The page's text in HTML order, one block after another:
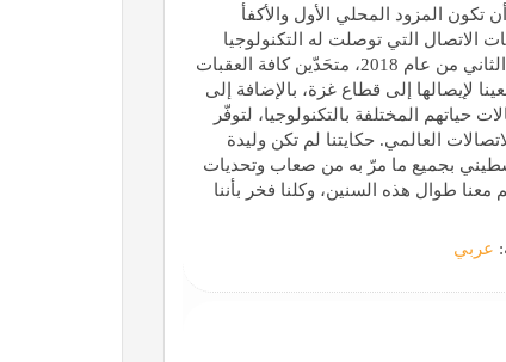
بيع، أن تكون المزود المحلي الأول والأكفأ
التي توصلت له التكنولوجيا
العالمية، وإطلاق خدمات الجيل الثالث في الضفة الغربية بكانون الثاني من عام 2018، متحَدّين كافة العقبات
لإيصالها إلى قطاع غزة، بالإضافة إلى
حياتهم المختلفة بالتكنولوجيا، لتوفّر
العالمي. حكايتنا لم تكن وليدة
بجميع ما مرّ به من صعاب وتحديات
معنا طوال هذه السنين، وكلنا فخر بأننا
عربي